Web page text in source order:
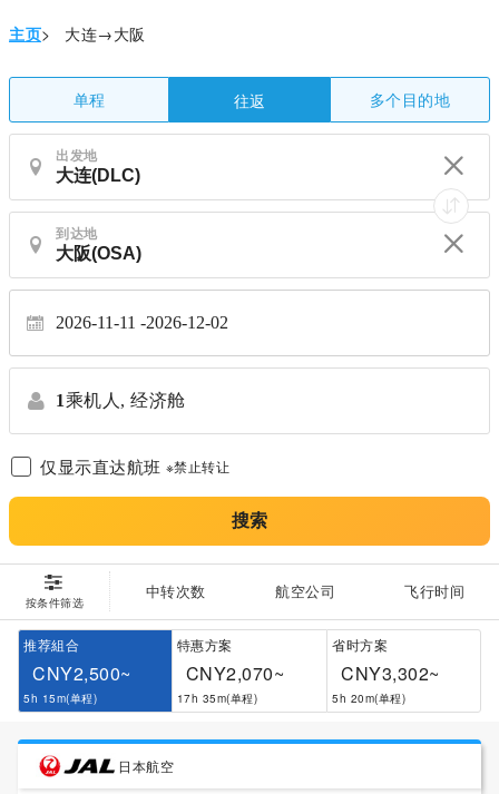
主页> 大连→大阪
单程 往返 多个目的地
出发地
到达地
2026-11-11 2026-12-02
1乘机人, 经济舱
仅显示直达航班 ※禁止转让
搜索
按条件筛选
中转次数 航空公司 飞行时间
推荐組合
CNY2,500~
5h 15m(单程)
特惠方案
CNY2,070~
17h 35m(单程)
省时方案
CNY3,302~
5h 20m(单程)
日本航空